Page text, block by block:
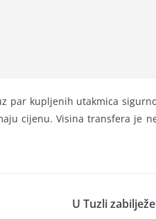
par kupljenih utakmica
cijenu. Visina transfera je
U Tuzli